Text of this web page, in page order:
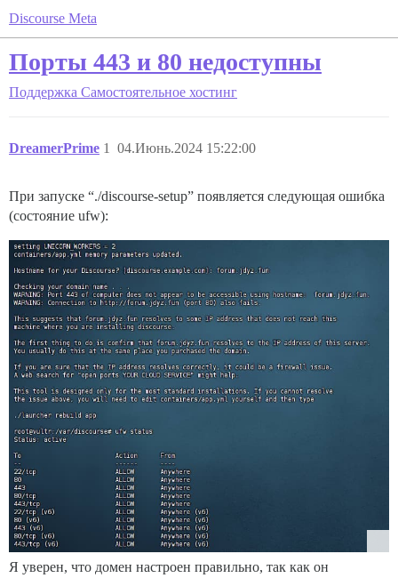
Discourse Meta
Порты 443 и 80 недоступны
Поддержка Самостоятельное хостинг
DreamerPrime 04.Июнь.2024 15:22:00
1
При запуске “./discourse-setup” появляется следующая ошибка
(состояние ufw):
Я уверен, что домен настроен правильно, так как он